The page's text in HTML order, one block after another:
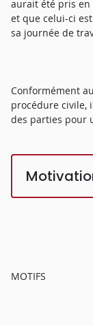
aurait été pris en
et que celui-ci
sa journée de
Conformément
procédure civile,
des parties pour
MOTIFS